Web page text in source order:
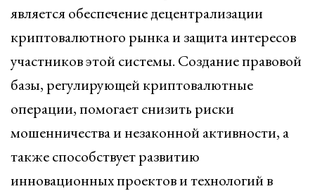
является обеспечение децентрализации
криптовалютного рынка и защита интересов
участников этой системы. Создание правовой
базы, регулирующей криптовалютные
операции, помогает снизить риски
мошенничества и незаконной активности, а
также способствует развитию
инновационных проектов и технологий в